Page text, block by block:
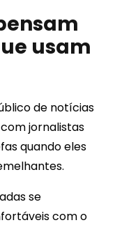
usam
de notícias
jornalistas
quando eles
se
​​com o